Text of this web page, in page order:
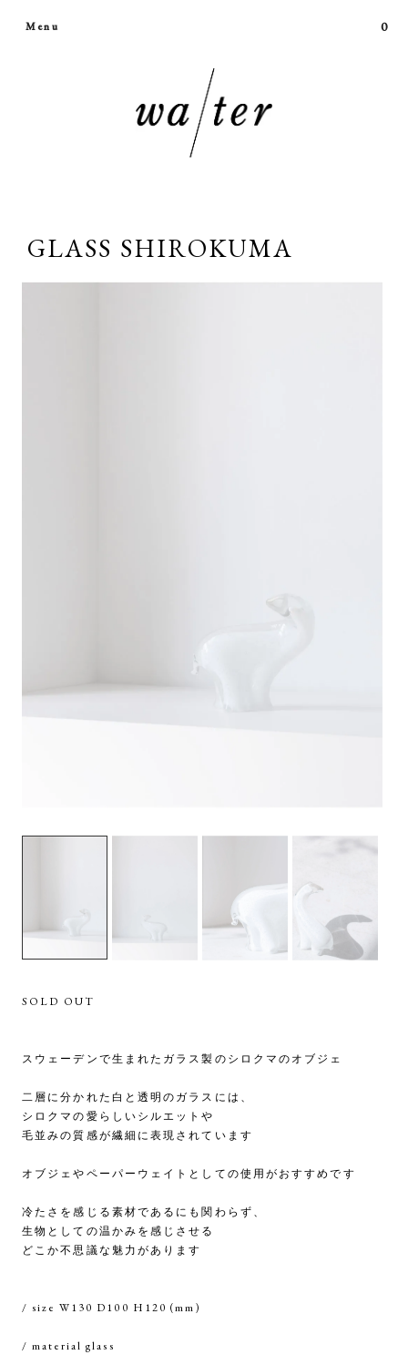
Menu 0
GLASS SHIROKUMA
SOLD OUT
スウェーデンで生まれたガラス製のシロクマのオブジェ
二層に分かれた白と透明のガラスには、
シロクマの愛らしいシルエットや
毛並みの質感が繊細に表現されています
オブジェやペーパーウェイトとしての使用がおすすめです
冷たさを感じる素材であるにも関わらず、
生物としての温かみを感じさせる
どこか不思議な魅力があります
/ size W130 D100 H120 (mm)
/ material glass